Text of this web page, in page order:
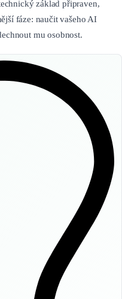
základ připraven,
fáze: naučit vašeho AI
mu osobnost.